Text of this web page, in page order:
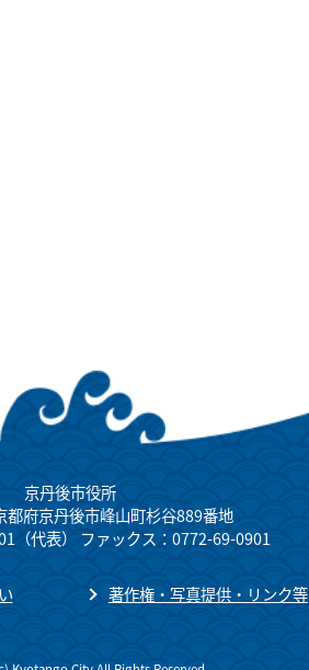
京丹後市役所
都府京丹後市峰山町杉谷889番地
（代表） ファックス：0772-69-0901
著作権・写真提供・リンク等